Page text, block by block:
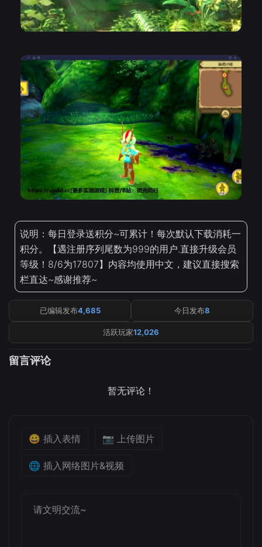
说明：每日登录送积分~可累计！每次默认下载消耗一
积分。【遇注册序列尾数为999的用户.直接升级会员
等级！8/6为17807】内容均使用中文，建议直接搜索
栏直达~感谢推荐~
已编辑发布4,685 今日发布8
活跃玩家12,026
留言评论
暂无评论！
😀 插入表情 📷 上传图片
🌐 插入网络图片&视频